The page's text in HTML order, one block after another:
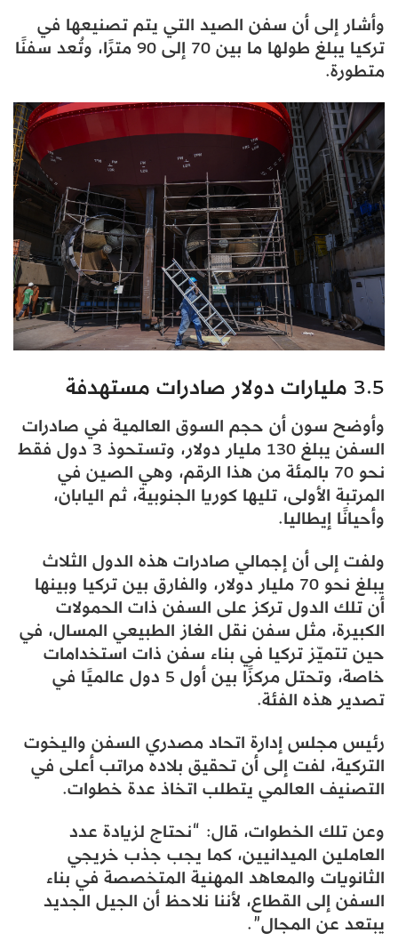
وأشار إلى أن سفن الصيد التي يتم تصنيعها في
تركيا يبلغ طولها ما بين 70 إلى 90 مترًا، وتُعد سفنًا
متطورة.
3.5 مليارات دولار صادرات مستهدفة
وأوضح سون أن حجم السوق العالمية في صادرات
السفن يبلغ 130 مليار دولار، وتستحوذ 3 دول فقط
نحو 70 بالمئة من هذا الرقم، وهي الصين في
المرتبة الأولى، تليها كوريا الجنوبية، ثم اليابان،
وأحيانًا إيطاليا.
ولفت إلى أن إجمالي صادرات هذه الدول الثلاث
يبلغ نحو 70 مليار دولار، والفارق بين تركيا وبينها
أن تلك الدول تركز على السفن ذات الحمولات
الكبيرة، مثل سفن نقل الغاز الطبيعي المسال، في
حين تتميّز تركيا في بناء سفن ذات استخدامات
خاصة، وتحتل مركزًا بين أول 5 دول عالميًا في
تصدير هذه الفئة.
رئيس مجلس إدارة اتحاد مصدري السفن واليخوت
التركية، لفت إلى أن تحقيق بلاده مراتب أعلى في
التصنيف العالمي يتطلب اتخاذ عدة خطوات.
وعن تلك الخطوات، قال: “نحتاج لزيادة عدد
العاملين الميدانيين، كما يجب جذب خريجي
الثانويات والمعاهد المهنية المتخصصة في بناء
السفن إلى القطاع، لأننا نلاحظ أن الجيل الجديد
يبتعد عن المجال”.